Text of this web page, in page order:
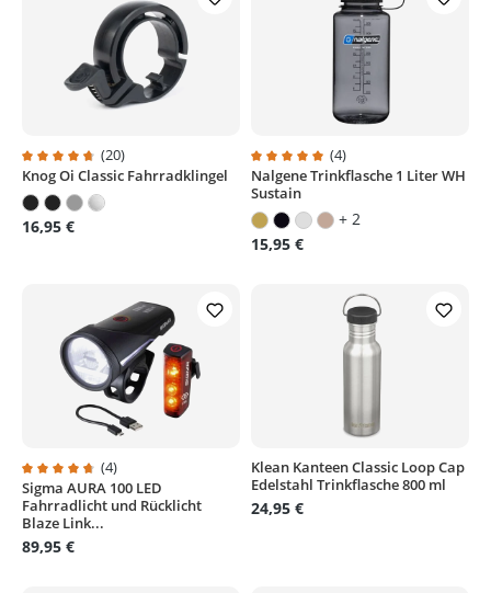
Durchschnittliche Bewertung von 4.8 von 5 Sternen
(20)
Knog Oi Classic Fahrradklingel
16,95 €
Durchschnittliche Bewertung
(4)
Nalgene Trinkflasche 1 Liter WH
Sustain
+ 2
15,95 €
Durchschnittliche Bewertung von 4.7 von 5 Sternen
(4)
Sigma AURA 100 LED
Fahrradlicht und Rücklicht
Blaze Link...
89,95 €
Klean Kanteen Classic Loop Cap
Edelstahl Trinkflasche 800 ml
24,95 €